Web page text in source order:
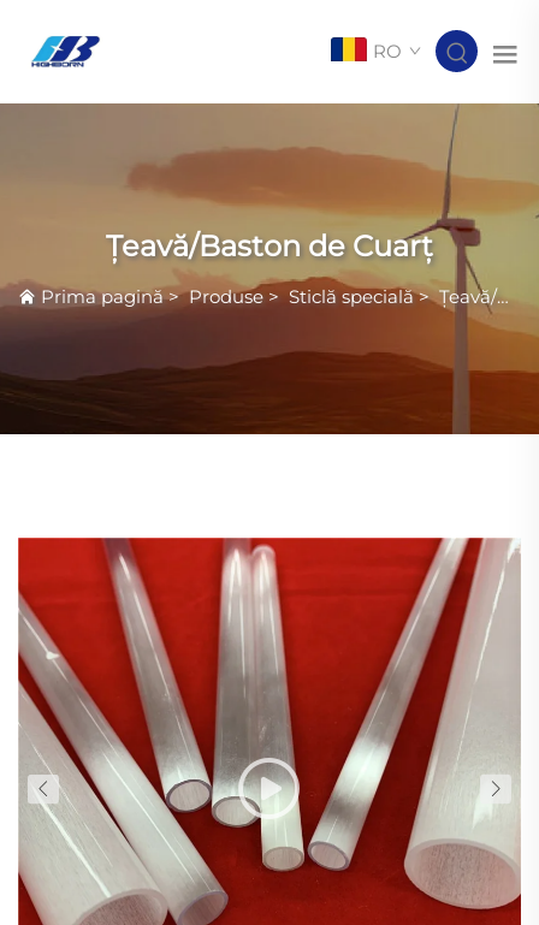
RO
Țeavă/Baston de Cuarț
Prima pagină>Produse > Sticlă specială>Țeavă/Baston de Cuarț